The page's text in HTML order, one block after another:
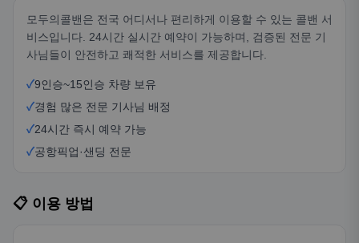
모두의콜밴은 전국 어디서나 편리하게 이용할 수 있는 콜밴 서
비스입니다. 24시간 실시간 예약이 가능하며, 검증된 전문 기
사님들이 안전하고 쾌적한 서비스를 제공합니다.
✓9인승~15인승 차량 보유
✓경험 많은 전문 기사님 배정
✓24시간 즉시 예약 가능
✓공항픽업·샌딩 전문
📋 이용 방법